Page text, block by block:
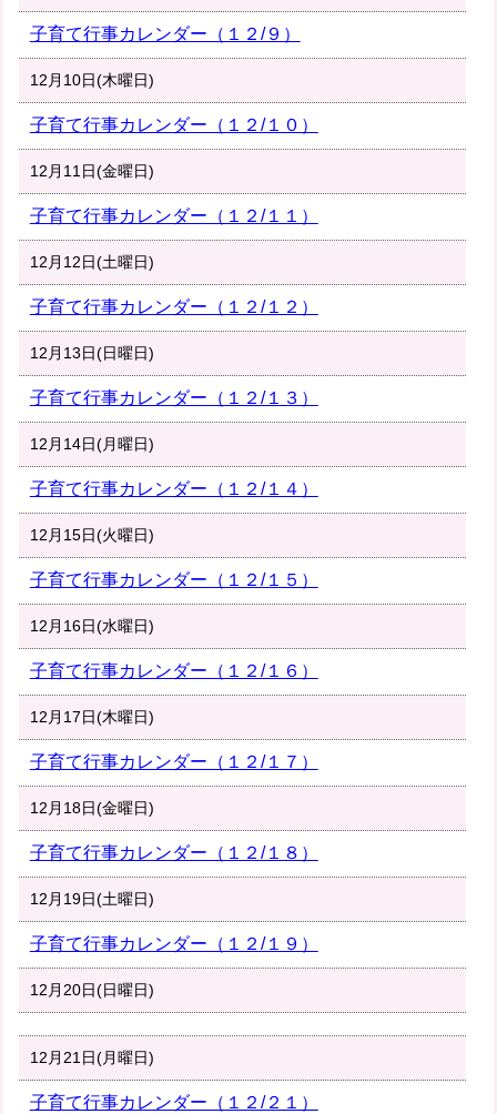
子育て行事カレンダー（１２/９）
12月10日(木曜日)
子育て行事カレンダー（１２/１０）
12月11日(金曜日)
子育て行事カレンダー（１２/１１）
12月12日(土曜日)
子育て行事カレンダー（１２/１２）
12月13日(日曜日)
子育て行事カレンダー（１２/１３）
12月14日(月曜日)
子育て行事カレンダー（１２/１４）
12月15日(火曜日)
子育て行事カレンダー（１２/１５）
12月16日(水曜日)
子育て行事カレンダー（１２/１６）
12月17日(木曜日)
子育て行事カレンダー（１２/１７）
12月18日(金曜日)
子育て行事カレンダー（１２/１８）
12月19日(土曜日)
子育て行事カレンダー（１２/１９）
12月20日(日曜日)
12月21日(月曜日)
子育て行事カレンダー（１２/２１）